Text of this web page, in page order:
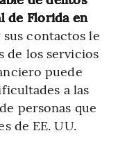
de Florida en
contactos le
de los servicios
puede
a las
personas que
de EE. UU.